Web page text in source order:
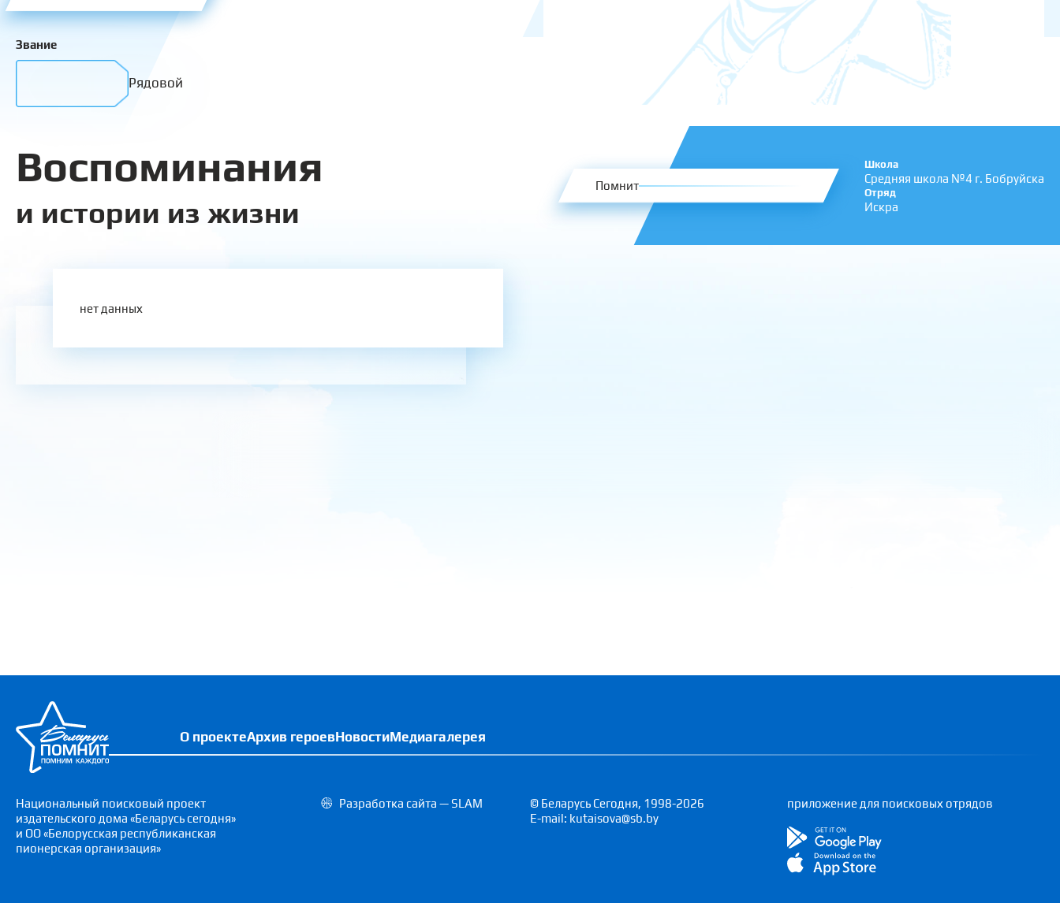
Звание
Рядовой
Воспоминания
и истории из жизни
Помнит
Школа
Средняя школа №4 г. Бобруйска
Отряд
Искра
нет данных
О проектеАрхив героевНовостиМедиагалерея
Национальный поисковый проект
издательского дома «Беларусь сегодня»
и ОО «Белорусская республиканская
пионерская организация»
Разработка сайта — SLAM
© Беларусь Сегодня, 1998-2026
E-mail: kutaisova@sb.by
приложение для поисковых отрядов